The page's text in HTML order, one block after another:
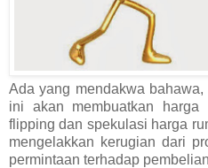
Ada yang mendakwa
ini akan membuatkan
flipping dan spekulasi harga
mengelakkan kerugian dari
permintaan terhadap